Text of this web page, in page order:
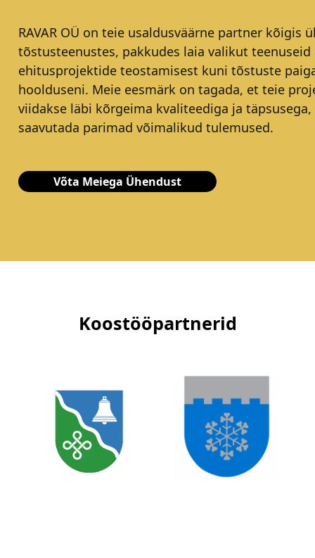
RAVAR OÜ on teie usaldusväärne partner kõigis
tõstusteenustes, pakkudes laia valikut teenuseid
ehitusprojektide teostamisest kuni tõstuste
hoolduseni. Meie eesmärk on tagada, et teie
viidakse läbi kõrgeima kvaliteediga ja täpsusega,
saavutada parimad võimalikud tulemused.
Võta Meiega Ühendust
Koostööpartnerid